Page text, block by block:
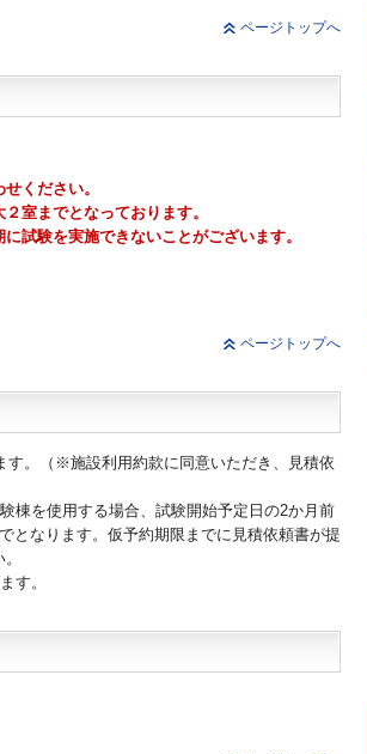
ページトップへ
ください。
室までとなっております。
試験を実施できないことがございます。
ページトップへ
す。（※施設利用約款に同意いただき、見積依
棟を使用する場合、試験開始予定日の2か月前
となります。仮予約期限までに見積依頼書が提
す。